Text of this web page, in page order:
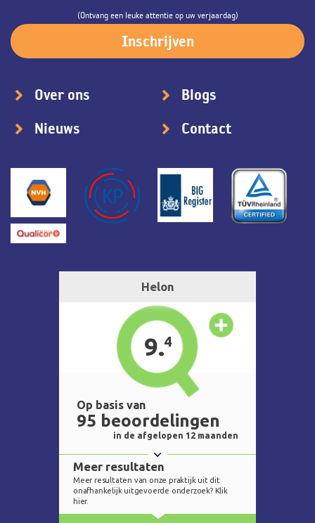
(Ontvang een leuke attentie op uw verjaardag)
Over ons
Blogs
Nieuws
Contact